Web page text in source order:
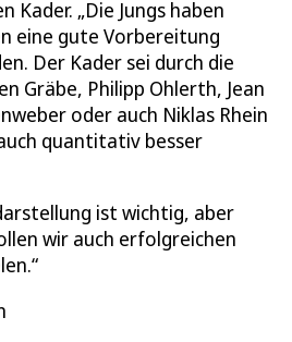
Kader. „Die Jungs haben
eine gute Vorbereitung
Der Kader sei durch die
Gräbe, Philipp Ohlerth, Jean
oder auch Niklas Rhein
quantitativ besser
ist wichtig, aber
wir auch erfolgreichen